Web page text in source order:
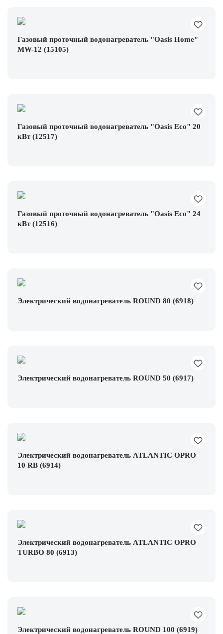
Газовый проточный водонагреватель "Oasis Home"
MW-12 (15105)
Газовый проточный водонагреватель "Oasis Есо" 20
кВт (12517)
Газовый проточный водонагреватель "Oasis Есо" 24
кВт (12516)
Электрический водонагреватель ROUND 80 (6918)
Электрический водонагреватель ROUND 50 (6917)
Электрический водонагреватель ATLANTIC OPRO
10 RB (6914)
Электрический водонагреватель ATLANTIC OPRO
TURBO 80 (6913)
Электрический водонагреватель ROUND 100 (6919)